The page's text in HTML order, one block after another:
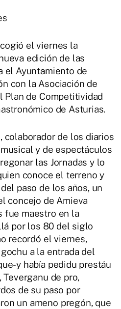
el viernes la
edición de las
el Ayuntamiento de
con la Asociación de
Plan de Competitividad
de Asturias.
colaborador de los diarios
y de espectáculos
las Jornadas y lo
conoce el terreno y
paso de los años, un
concejo de Amieva
fue maestro en la
por los 80 del siglo
recordó el viernes,
a la entrada del
y había pedidu prestáu
Teverganu de pro,
de su paso por
un ameno pregón, que